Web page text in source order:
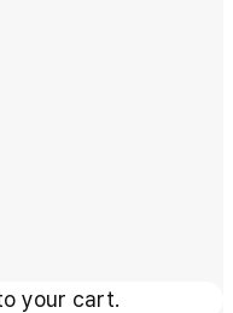
your cart.